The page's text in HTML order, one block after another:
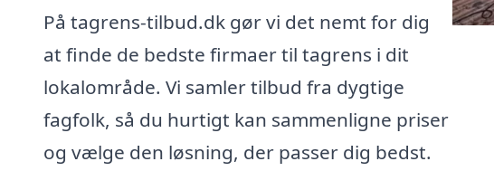
På tagrens-tilbud.dk gør vi det nemt for dig
at finde de bedste firmaer til tagrens i dit
lokalområde. Vi samler tilbud fra dygtige
fagfolk, så du hurtigt kan sammenligne priser
og vælge den løsning, der passer dig bedst.